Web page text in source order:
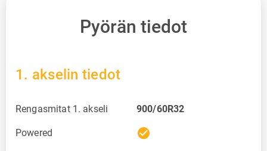
Pyörän tiedot
1. akselin tiedot
Rengasmitat 1. akseli 900/60R32
Powered check_circle